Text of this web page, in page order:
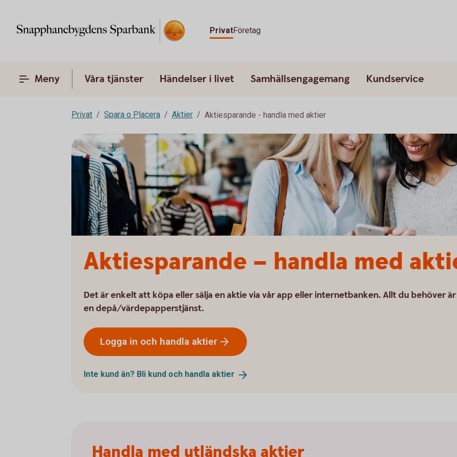
PrivatFöretag
Meny Våra tjänster Händelser i livet Samhällsengagemang Kundservice
Privat Spara o Placera Aktier Aktiesparande - handla med aktier
Aktiesparande – handla med
Det är enkelt att köpa eller sälja en aktie via vår app eller internetbanken. Allt du behöver är
en depå/värdepapperstjänst.
Logga in och handla aktier
Inte kund än? Bli kund och handla aktier
Handla med utländska aktier